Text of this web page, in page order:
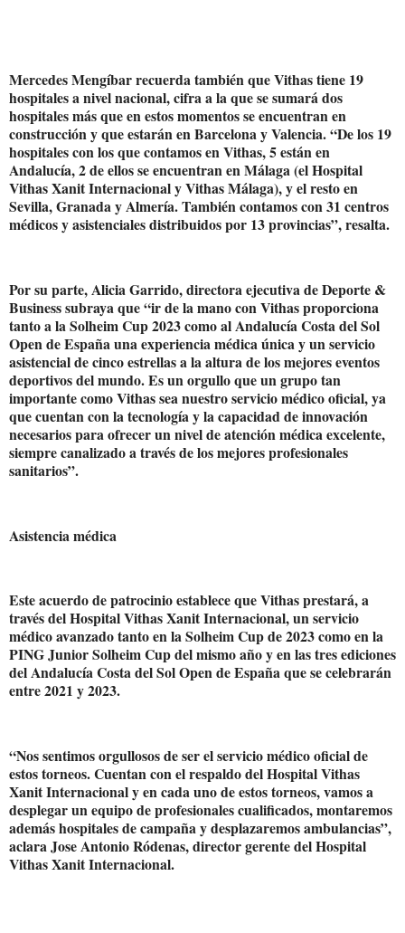
Mercedes Mengíbar recuerda también que Vithas tiene 19
hospitales a nivel nacional, cifra a la que se sumará dos
hospitales más que en estos momentos se encuentran en
construcción y que estarán en Barcelona y Valencia. “De los 19
hospitales con los que contamos en Vithas, 5 están en
Andalucía, 2 de ellos se encuentran en Málaga (el Hospital
Vithas Xanit Internacional y Vithas Málaga), y el resto en
Sevilla, Granada y Almería. También contamos con 31 centros
médicos y asistenciales distribuidos por 13 provincias”, resalta.
Por su parte, Alicia Garrido, directora ejecutiva de Deporte &
Business subraya que “ir de la mano con Vithas proporciona
tanto a la Solheim Cup 2023 como al Andalucía Costa del Sol
Open de España una experiencia médica única y un servicio
asistencial de cinco estrellas a la altura de los mejores eventos
deportivos del mundo. Es un orgullo que un grupo tan
importante como Vithas sea nuestro servicio médico oficial, ya
que cuentan con la tecnología y la capacidad de innovación
necesarios para ofrecer un nivel de atención médica excelente,
siempre canalizado a través de los mejores profesionales
sanitarios”.
Asistencia médica
Este acuerdo de patrocinio establece que Vithas prestará, a
través del Hospital Vithas Xanit Internacional, un servicio
médico avanzado tanto en la Solheim Cup de 2023 como en la
PING Junior Solheim Cup del mismo año y en las tres ediciones
del Andalucía Costa del Sol Open de España que se celebrarán
entre 2021 y 2023.
“Nos sentimos orgullosos de ser el servicio médico oficial de
estos torneos. Cuentan con el respaldo del Hospital Vithas
Xanit Internacional y en cada uno de estos torneos, vamos a
desplegar un equipo de profesionales cualificados, montaremos
además hospitales de campaña y desplazaremos ambulancias”,
aclara Jose Antonio Ródenas, director gerente del Hospital
Vithas Xanit Internacional.